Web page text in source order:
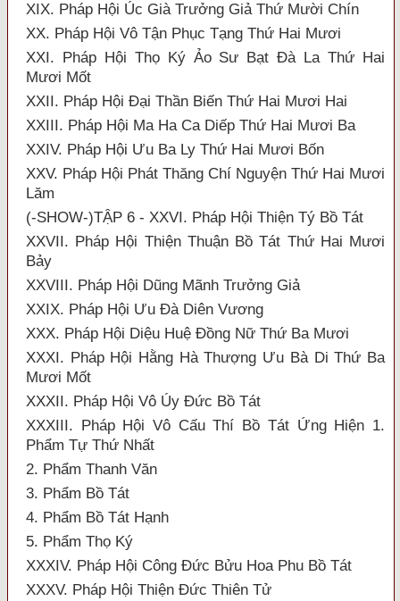
XIX. Pháp Hội Úc Già Trưởng Giả Thứ Mười Chín
XX. Pháp Hội Vô Tận Phục Tạng Thứ Hai Mươi
XXI. Pháp Hội Thọ Ký Ảo Sư Bạt Đà La Thứ Hai
Mươi Mốt
XXII. Pháp Hội Đại Thần Biến Thứ Hai Mươi Hai
XXIII. Pháp Hội Ma Ha Ca Diếp Thứ Hai Mươi Ba
XXIV. Pháp Hội Ưu Ba Ly Thứ Hai Mươi Bốn
XXV. Pháp Hội Phát Thăng Chí Nguyện Thứ Hai Mươi
Lăm
(-SHOW-)TẬP 6 - XXVI. Pháp Hội Thiện Tý Bồ Tát
XXVII. Pháp Hội Thiện Thuận Bồ Tát Thứ Hai Mươi
Bảy
XXVIII. Pháp Hội Dũng Mãnh Trưởng Giả
XXIX. Pháp Hội Ưu Đà Diên Vương
XXX. Pháp Hội Diệu Huệ Đồng Nữ Thứ Ba Mươi
XXXI. Pháp Hội Hằng Hà Thượng Ưu Bà Di Thứ Ba
Mươi Mốt
XXXII. Pháp Hội Vô Úy Đức Bồ Tát
XXXIII. Pháp Hội Vô Cấu Thí Bồ Tát Ứng Hiện 1.
Phẩm Tự Thứ Nhất
2. Phẩm Thanh Văn
3. Phẩm Bồ Tát
4. Phẩm Bồ Tát Hạnh
5. Phẩm Thọ Ký
XXXIV. Pháp Hội Công Đức Bửu Hoa Phu Bồ Tát
XXXV. Pháp Hội Thiện Đức Thiên Tử